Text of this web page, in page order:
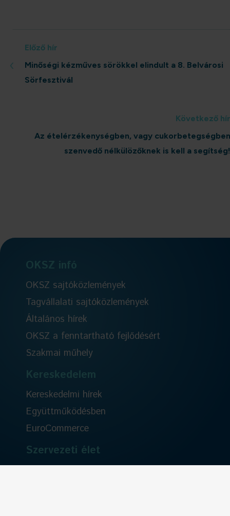
‹
Előző hír
Minőségi kézműves sörökkel elindult a 8. Belvárosi
Sörfesztivál
Következő hír
Az ételérzékenységben, vagy cukorbetegségben
szenvedő nélkülözőknek is kell a segítség!
OKSZ infó
OKSZ sajtóközlemények
Tagvállalati sajtóközlemények
Általános hírek
OKSZ a fenntartható fejlődésért
Szakmai műhely
Kereskedelem
Kereskedelmi hírek
Együttműködésben
EuroCommerce
Szervezeti élet